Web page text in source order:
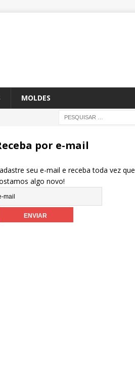
MOLDES
por e-mail
seu e-mail e receba toda vez que
algo novo!